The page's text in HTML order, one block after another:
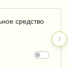
средство